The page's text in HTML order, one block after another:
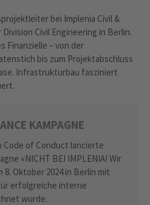
bei Implenia Civil &
Civil Engineering in Berlin.
Finanzielle – von der
bis zum Projektabschluss
Infrastrukturbau fasziniert
KAMPAGNE
Code of Conduct lancierte
«NICHT BEI IMPLENIA! Wir
8. Oktober 2024 in Berlin mit
erfolgreiche interne
wurde.